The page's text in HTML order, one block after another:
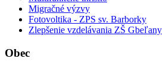
Migračné výzvy
Fotovoltika - ZPS sv. Barborky
Zlepšenie vzdelávania ZŠ Gbeľany
Obec